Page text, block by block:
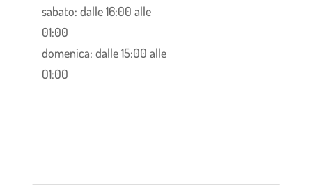
sabato: dalle 16:00 alle
01:00
domenica: dalle 15:00 alle
01:00